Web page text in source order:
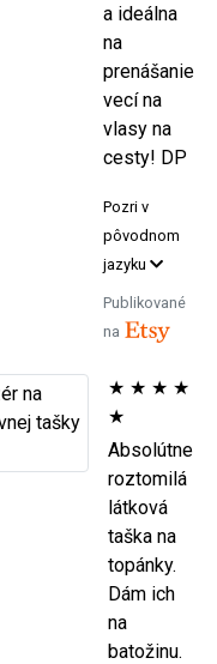
a ideálna
na
prenášanie
vecí na
vlasy na
cesty! DP
Pozri v
pôvodnom
jazyku
Publikované
na
★ ★ ★ ★
★
Absolútne
roztomilá
látková
taška na
topánky.
Dám ich
na
batožinu.